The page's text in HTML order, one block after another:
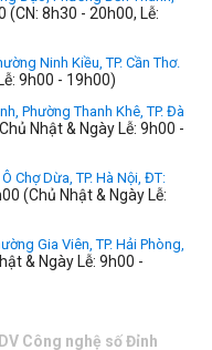
(CN: 8h30 - 20h00, Lễ:
Ninh Kiều, TP. Cần Thơ.
9h00 - 19h00)
Phường Thanh Khê, TP. Đà
Nhật & Ngày Lễ: 9h00 -
Chợ Dừa, TP. Hà Nội, ĐT:
(Chủ Nhật & Ngày Lễ:
Gia Viên, TP. Hải Phòng,
& Ngày Lễ: 9h00 -
Công nghệ số Đỉnh